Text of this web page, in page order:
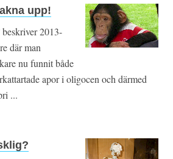
upp!
2013-
där man
nu funnit både
apor i oligocen och därmed
...